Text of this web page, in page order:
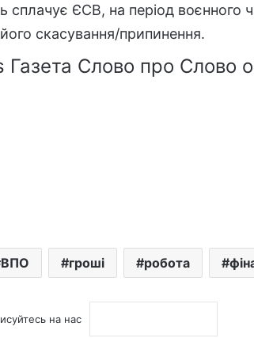
сплачує ЄСВ, на період воєнного
скасування/припинення.
Слово про Слово
ВПО гроші робота
на нас